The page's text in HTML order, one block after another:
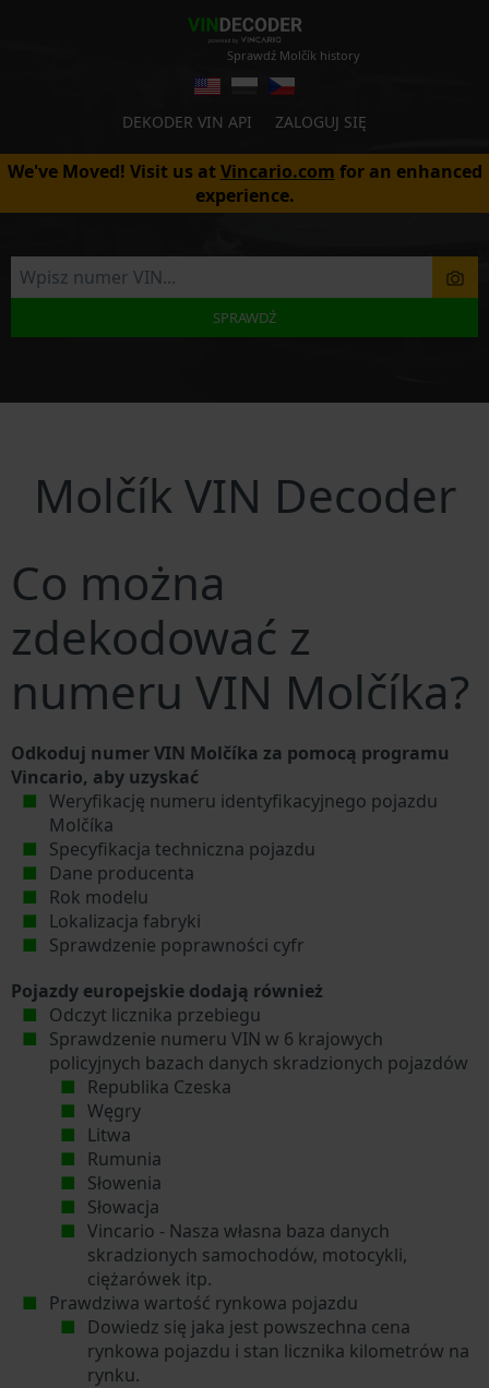
Sprawdź Molčík history
DEKODER VIN API ZALOGUJ SIĘ
We've Moved! Visit us atVincario.com for an enhanced
experience.
SPRAWDŹ
Molčík VIN Decoder
Co można
zdekodować z
numeru VIN Molčíka?
Odkoduj numer VIN Molčíka za pomocą programu
Vincario, aby uzyskać
Weryfikację numeru identyfikacyjnego pojazdu
Molčíka
Specyfikacja techniczna pojazdu
Dane producenta
Rok modelu
Lokalizacja fabryki
Sprawdzenie poprawności cyfr
Pojazdy europejskie dodają również
Odczyt licznika przebiegu
Sprawdzenie numeru VIN w 6 krajowych
policyjnych bazach danych skradzionych pojazdów
Republika Czeska
Węgry
Litwa
Rumunia
Słowenia
Słowacja
Vincario - Nasza własna baza danych
skradzionych samochodów, motocykli,
ciężarówek itp.
Prawdziwa wartość rynkowa pojazdu
Dowiedz się jaka jest powszechna cena
rynkowa pojazdu i stan licznika kilometrów na
rynku.